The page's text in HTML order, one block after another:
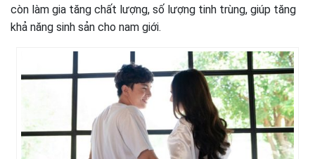
còn làm gia tăng chất lượng, số lượng tinh trùng, giúp tăng
khả năng sinh sản cho nam giới.